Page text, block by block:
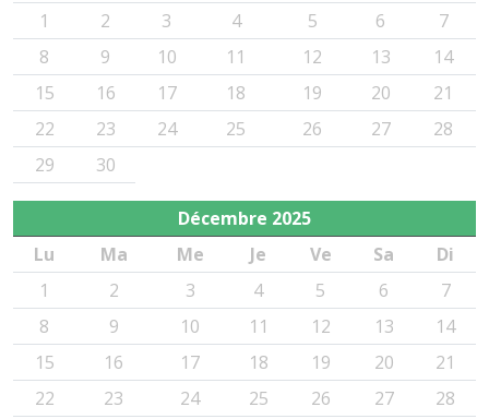
1
2 3 4 5 6
7
8
9 10 11 12 13
14
15
16 17 18 19 20
21
22
23 24 25 26 27
28
29
30
Décembre 2025
Lu
Ma Me Je Ve Sa
Di
1
2 3 4 5 6
7
8
9 10 11 12 13
14
15
16 17 18 19 20
21
22
23 24 25 26 27 28